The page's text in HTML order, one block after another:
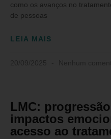
como os avanços no
de pessoas
LEIA MAIS
LMC:
impactos
acesso ao